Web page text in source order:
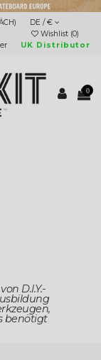
DE / €
Wishlist (0)
UK Distributor
0
D.I.Y.-
benötigt